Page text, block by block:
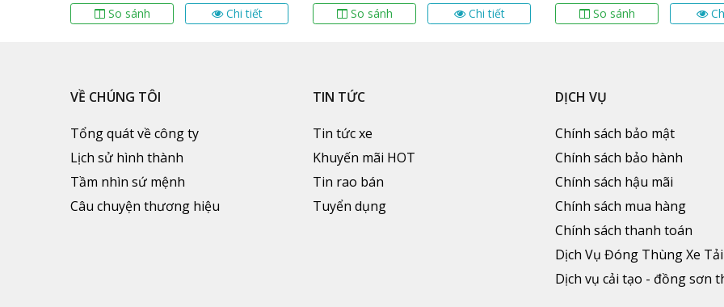
So sánh Chi tiết So sánh Chi tiết So sánh
VỀ CHÚNG TÔI
Tổng quát về công ty
Lịch sử hình thành
Tầm nhìn sứ mệnh
Câu chuyện thương hiệu
TIN TỨC
Tin tức xe
Khuyến mãi HOT
Tin rao bán
Tuyển dụng
DỊCH VỤ
Chính sách bảo mật
Chính sách bảo hành
Chính sách hậu mãi
Chính sách mua hàng
Chính sách thanh toán
Dịch Vụ Đóng Thùng Xe Tải
Dịch vụ cải tạo - đồng sơn